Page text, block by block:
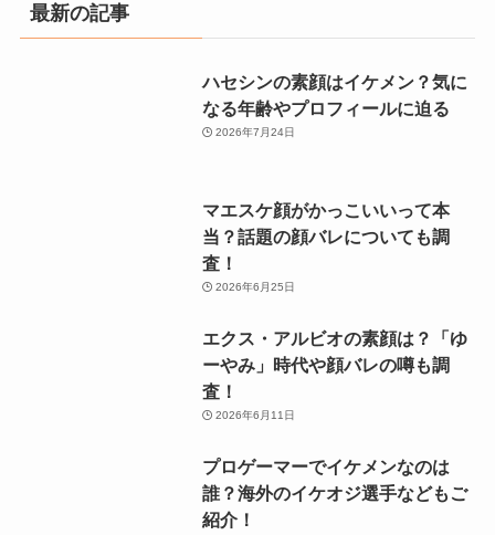
最新の記事
ハセシンの素顔はイケメン？気に
なる年齢やプロフィールに迫る
2026年7月24日
マエスケ顔がかっこいいって本
当？話題の顔バレについても調
査！
2026年6月25日
エクス・アルビオの素顔は？「ゆ
ーやみ」時代や顔バレの噂も調
査！
2026年6月11日
プロゲーマーでイケメンなのは
誰？海外のイケオジ選手などもご
紹介！